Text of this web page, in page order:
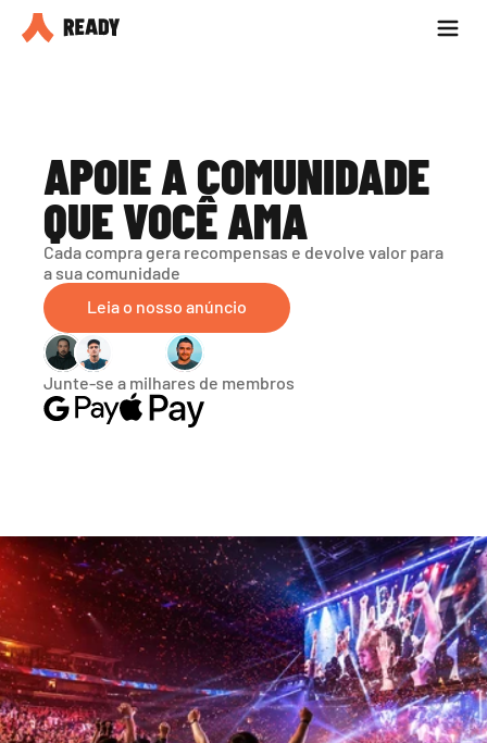
Seja parceiro
APOIE A COMUNIDADE
QUE VOCÊ AMA
Cada compra gera recompensas e devolve valor para
a sua comunidade
Leia o nosso anúncio
Junte-se a milhares de membros